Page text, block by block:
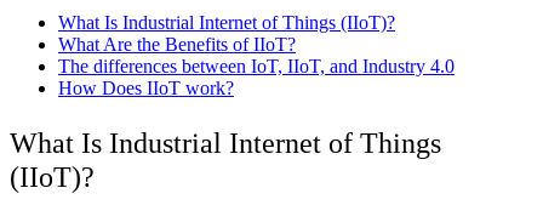
What Is Industrial Internet of Things (IIoT)?
What Are the Benefits of IIoT?
The differences between IoT, IIoT, and Industry 4.0
How Does IIoT work?
What Is Industrial Internet of Things
(IIoT)?